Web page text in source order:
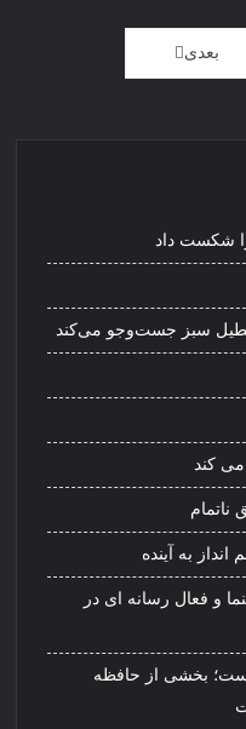
بعدی
را شکست داد
سبز جست‌وجو می‌کند
کند
ناتمام
به آینده
و فعال رسانه ای در
بخشی از حافظه